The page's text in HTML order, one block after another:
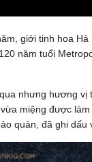
giới tinh hoa
năm tuổi
nhưng hương
miệng được
quản, đã ghi